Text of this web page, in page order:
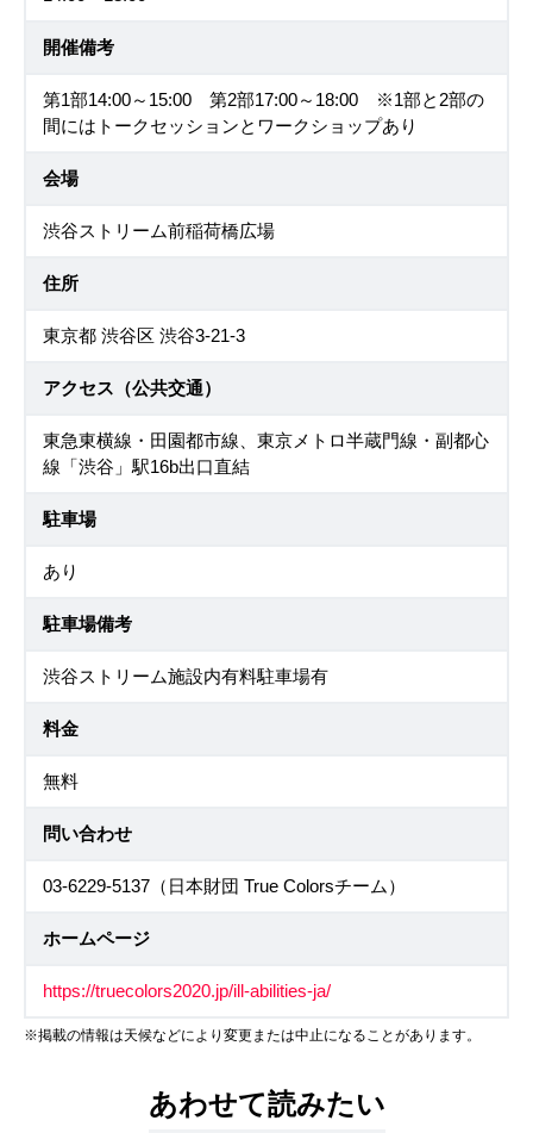
開催備考
第1部14:00～15:00 第2部17:00～18:00 ※1部と2部の
間にはトークセッションとワークショップあり
会場
渋谷ストリーム前稲荷橋広場
住所
東京都 渋谷区 渋谷3-21-3
アクセス（公共交通）
東急東横線・田園都市線、東京メトロ半蔵門線・副都心
線「渋谷」駅16b出口直結
駐車場
あり
駐車場備考
渋谷ストリーム施設内有料駐車場有
料金
無料
問い合わせ
03-6229-5137（日本財団 True Colorsチーム）
ホームページ
https://truecolors2020.jp/ill-abilities-ja/
※掲載の情報は天候などにより変更または中止になることがあります。
あわせて読みたい